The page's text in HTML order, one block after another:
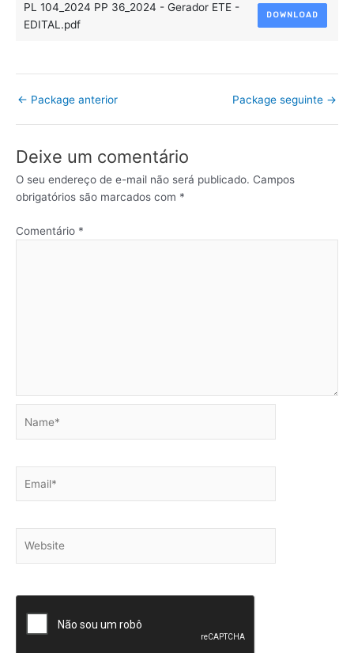
PL 104_2024 PP 36_2024 - Gerador ETE -
EDITAL.pdf
DOWNLOAD
← Package anterior Package seguinte →
Deixe um comentário
O seu endereço de e-mail não será publicado. Campos
obrigatórios são marcados com *
Comentário *